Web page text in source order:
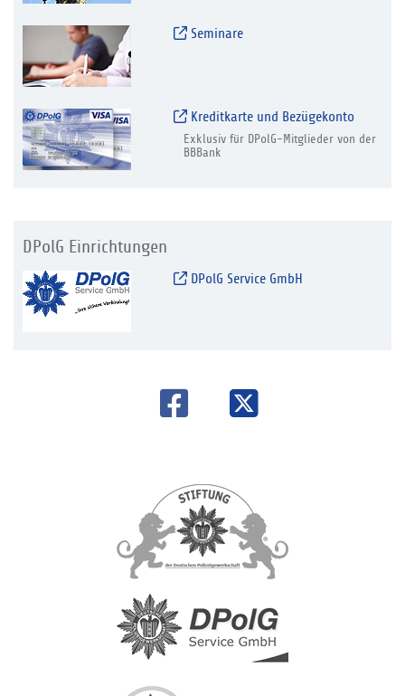
Seminare
Kreditkarte und Bezügekonto
Exklusiv für DPolG-Mitglieder von der
BBBank
DPolG Einrichtungen
DPolG Service GmbH